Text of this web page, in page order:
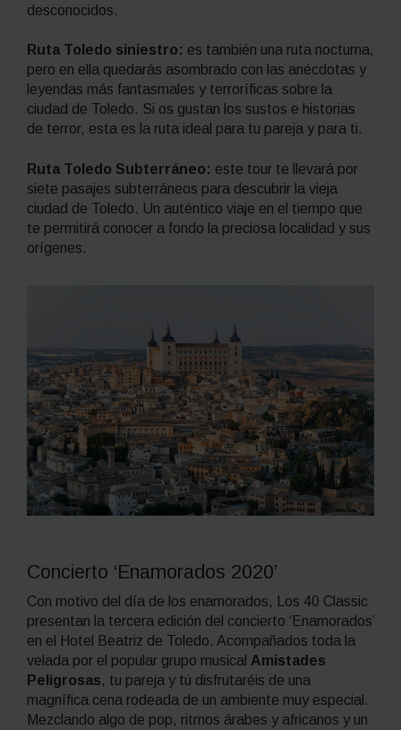
desconocidos.
Ruta Toledo siniestro: es también una ruta nocturna,
pero en ella quedarás asombrado con las anécdotas y
leyendas más fantasmales y terroríficas sobre la
ciudad de Toledo. Si os gustan los sustos e historias
de terror, esta es la ruta ideal para tu pareja y para ti.
Ruta Toledo Subterráneo: este tour te llevará por
siete pasajes subterráneos para descubrir la vieja
ciudad de Toledo. Un auténtico viaje en el tiempo que
te permitirá conocer a fondo la preciosa localidad y sus
orígenes.
Concierto ‘Enamorados 2020’
Con motivo del día de los enamorados, Los 40 Classic
presentan la tercera edición del concierto ‘Enamorados’
en el Hotel Beatriz de Toledo. Acompañados toda la
velada por el popular grupo musical Amistades
Peligrosas, tu pareja y tú disfrutaréis de una
magnífica cena rodeada de un ambiente muy especial.
Mezclando algo de pop, ritmos árabes y africanos y un